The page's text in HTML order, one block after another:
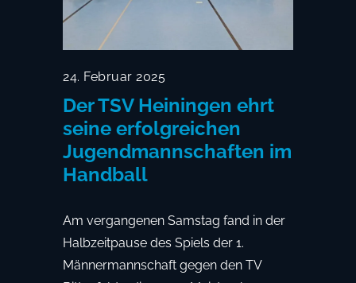
24. Februar 2025
Der TSV Heiningen ehrt
seine erfolgreichen
Jugendmannschaften im
Handball
Am vergangenen Samstag fand in der
Halbzeitpause des Spiels der 1.
Männermannschaft gegen den TV